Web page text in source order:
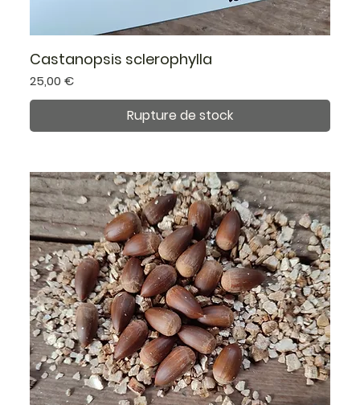
Castanopsis sclerophylla
Prix
25,00 €
Rupture de stock